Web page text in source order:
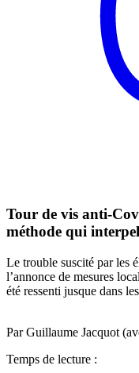
Tour de vis anti-
méthode qui
Le trouble suscité par les
l’annonce de mesures
été ressenti jusque dans
Par Guillaume Jacquot
Temps de lecture :